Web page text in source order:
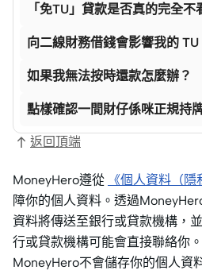
「免TU」貸款是否真的完全不
向二線財務借錢會影響我的 TU
如果我無法按時還款怎麼辦？
點樣確認一間財仔係咪正規持
返回頂端
MoneyHero遵從 《個人資料（隱
障你的個人資料。透過
資料將傳送至銀行或貸款機構，
行或貸款機構可能會直接聯絡你
MoneyHero不會儲存你的個人資